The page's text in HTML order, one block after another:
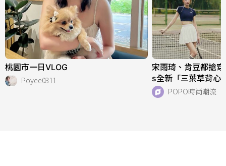
桃園市一日VLOG
Poyee0311
宋雨琦、肯豆都搶
s全新「三葉草背心
天穿！直接當日常
POPO時尚潮流